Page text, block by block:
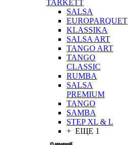
TARKETT
SALSA
EUROPARQUET
KLASSIKA
SALSA ART
TANGO ART
TANGO
CLASSIC
RUMBA
SALSA
PREMIUM
TANGO
SAMBA
STEP XL & L
+ ЕЩЕ 1